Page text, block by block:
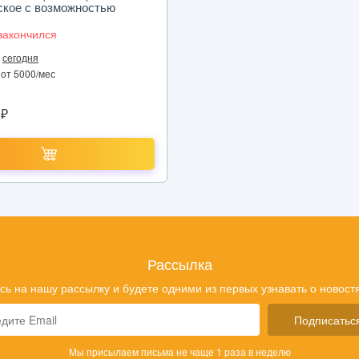
с возможностью
сегодня
5000/мес
₽
Рассылка
на нашу рассылку и будете одними из первых узнавать о
Мы присылаем письма не чаще 1 раза в неделю